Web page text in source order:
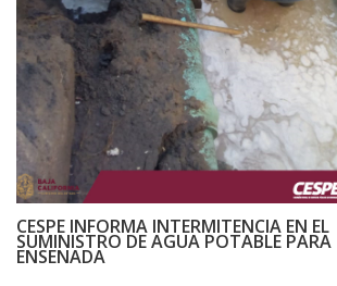
CESPE INFORMA INTERMITENCIA EN EL
SUMINISTRO DE AGUA POTABLE PARA
ENSENADA